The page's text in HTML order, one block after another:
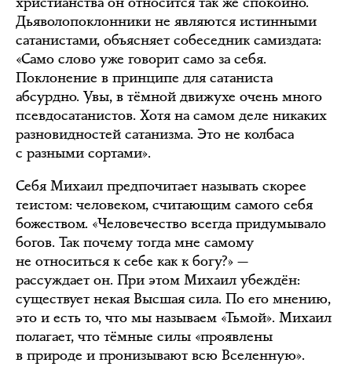
Дьяволопоклонники не являются истинными
сатанистами, объясняет собеседник самиздата:
«Само слово уже говорит само за себя.
Поклонение в принципе для сатаниста
абсурдно. Увы, в тёмной движухе очень много
псевдосатанистов. Хотя на самом деле никаких
разновидностей сатанизма. Это не колбаса
с разными сортами».
Себя Михаил предпочитает называть скорее
теистом: человеком, считающим самого себя
божеством. «Человечество всегда придумывало
богов. Так почему тогда мне самому
не относиться к себе как к богу?» —
рассуждает он. При этом Михаил убеждён:
существует некая Высшая сила. По его мнению,
это и есть то, что мы называем «Тьмой». Михаил
полагает, что тёмные силы «проявлены
в природе и пронизывают всю Вселенную».